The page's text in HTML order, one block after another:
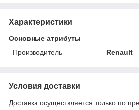
Характеристики
Основные атрибуты
Производитель
Renault
Условия доставки
Доставка осуществляется только по